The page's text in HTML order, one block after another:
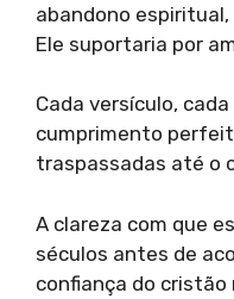
abandono
Ele suportaria por
Cada versículo,
cumprimento
traspassadas até o
A clareza com que
séculos antes de
confiança do cristão